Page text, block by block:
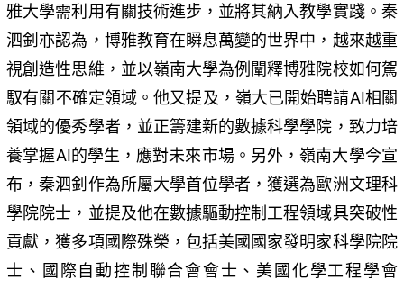
雅大學需利用有關技術進步，並將其納入教學實踐。秦
泗釗亦認為，博雅教育在瞬息萬變的世界中，越來越重
視創造性思維，並以嶺南大學為例闡釋博雅院校如何駕
馭有關不確定領域。他又提及，嶺大已開始聘請AI相關
領域的優秀學者，並正籌建新的數據科學學院，致力培
養掌握AI的學生，應對未來市場。另外，嶺南大學今宣
布，秦泗釗作為所屬大學首位學者，獲選為歐洲文理科
學院院士，並提及他在數據驅動控制工程領域具突破性
貢獻，獲多項國際殊榮，包括美國國家發明家科學院院
士、國際自動控制聯合會會士、美國化學工程學會